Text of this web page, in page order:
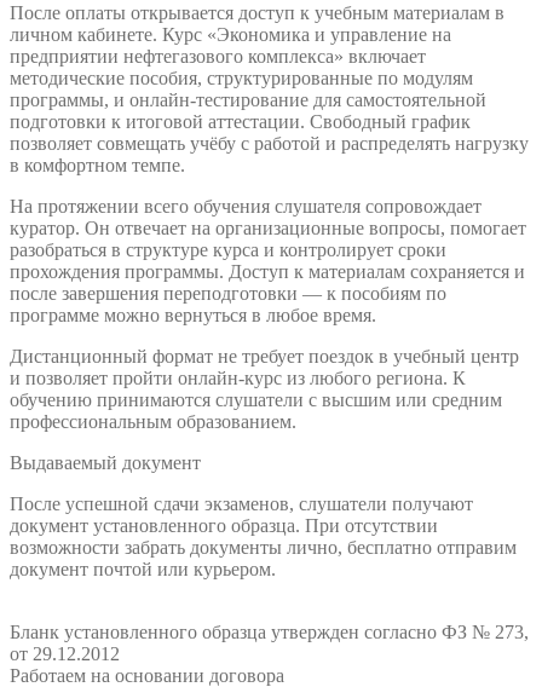
После оплаты открывается доступ к учебным материалам в
личном кабинете. Курс «Экономика и управление на
предприятии нефтегазового комплекса» включает
методические пособия, структурированные по модулям
программы, и онлайн-тестирование для самостоятельной
подготовки к итоговой аттестации. Свободный график
позволяет совмещать учёбу с работой и распределять нагрузку
в комфортном темпе.
На протяжении всего обучения слушателя сопровождает
куратор. Он отвечает на организационные вопросы, помогает
разобраться в структуре курса и контролирует сроки
прохождения программы. Доступ к материалам сохраняется и
после завершения переподготовки — к пособиям по
программе можно вернуться в любое время.
Дистанционный формат не требует поездок в учебный центр
и позволяет пройти онлайн-курс из любого региона. К
обучению принимаются слушатели с высшим или средним
профессиональным образованием.
Выдаваемый документ
После успешной сдачи экзаменов, слушатели получают
документ установленного образца. При отсутствии
возможности забрать документы лично, бесплатно отправим
документ почтой или курьером.
Бланк установленного образца утвержден согласно ФЗ № 273,
от 29.12.2012
Работаем на основании договора